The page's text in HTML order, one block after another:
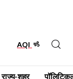
AQI
राज्य-शहर